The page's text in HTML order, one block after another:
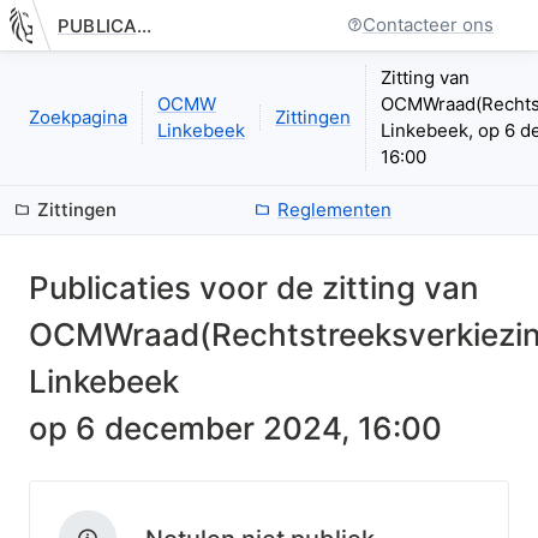
Nieuwe pagina: bestuurseenheid.zittingen.zitting.index
PUBLICATIE.GELINKT-NOTULEREN.VLAANDEREN.BE Contacteer ons
Zoekpagina
OCMW
Linkebeek
Zittingen
Zitting van
Linkebeek, op 6
16:00
Zittingen Reglementen
Publicaties voor de zitting van
Linkebeek
op 6 december 2024, 16:00